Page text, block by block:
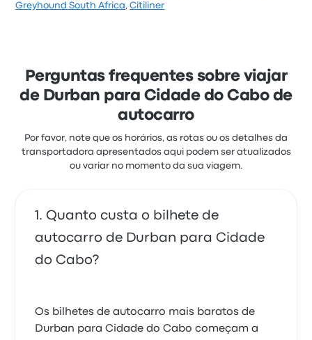
de bilhetes de Delta Coaches para esta viagem
começam em 36 €
Greyhound South Africa,Citiliner
Perguntas frequentes sobre viajar
de Durban para Cidade do Cabo de
autocarro
Por favor, note que os horários, as rotas ou os detalhes da
transportadora apresentados aqui podem ser atualizados
ou variar no momento da sua viagem.
Quanto custa o bilhete de
autocarro de Durban para Cidade
do Cabo?
Os bilhetes de autocarro mais baratos de
Durban para Cidade do Cabo começam a